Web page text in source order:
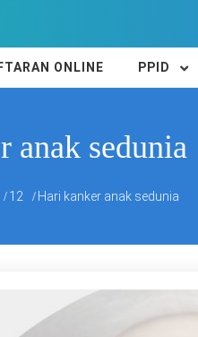
ONLINE PPID
anak sedunia
12 Hari kanker anak sedunia